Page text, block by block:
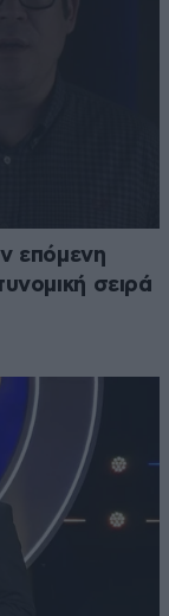
επόμενη
σειρά